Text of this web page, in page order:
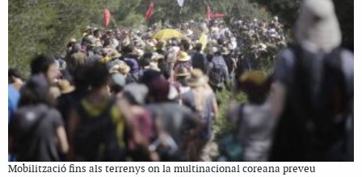
Mobilització fins als terrenys on la multinacional coreana preveu